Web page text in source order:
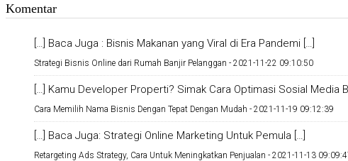
Komentar
[…] Baca Juga : Bisnis Makanan yang Viral di Era Pandemi […]
Strategi Bisnis Online dari Rumah Banjir Pelanggan - 2021-11-22 09:10:50
[…] Kamu Developer Properti? Simak Cara Optimasi Sosial Media
Cara Memilih Nama Bisnis Dengan Tepat Dengan Mudah - 2021-11-19 09:12:39
[…] Baca Juga: Strategi Online Marketing Untuk Pemula […]
Retargeting Ads Strategy, Cara Untuk Meningkatkan Penjualan - 2021-11-13